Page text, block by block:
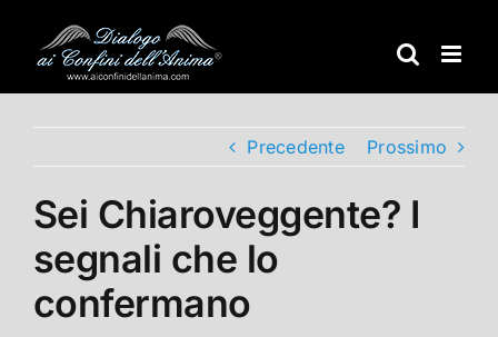
contenuto
Precedente Prossimo
Sei Chiaroveggente? I
segnali che lo
confermano